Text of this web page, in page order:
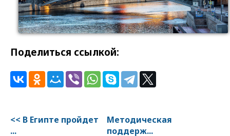
Поделиться ссылкой:
<< В Египте пройдет
...
Методическая
поддерж...